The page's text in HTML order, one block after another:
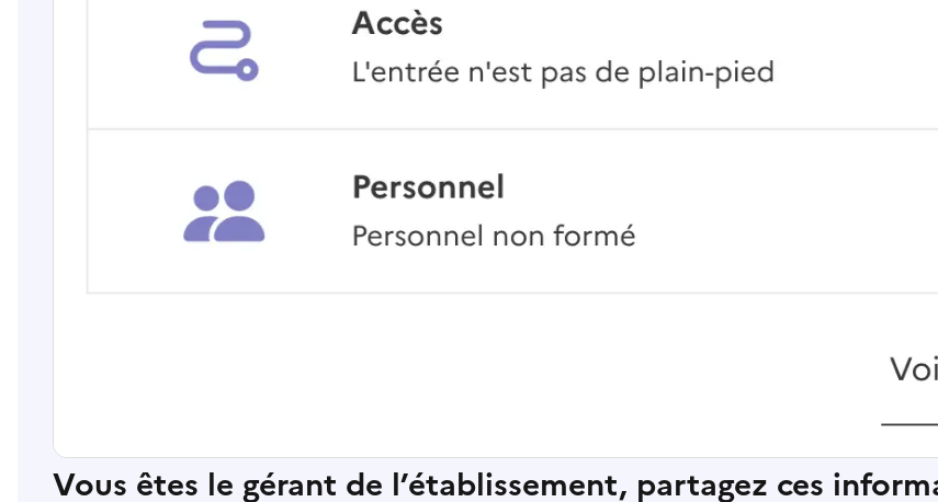
Vous êtes le gérant de l’établissement, partagez ces